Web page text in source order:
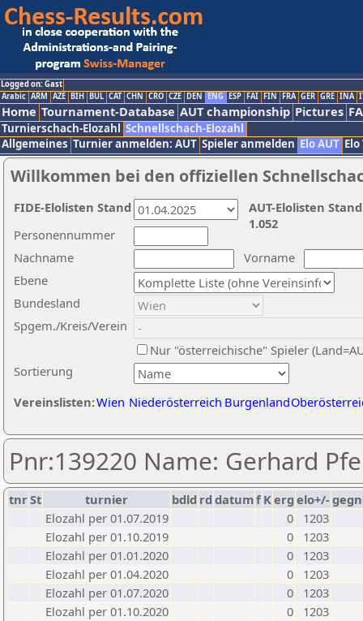
Logged on: Gast
Arabic ARM AZE BIH BUL CAT CHN CRO CZE DEN ENG ESP FAI FIN FRA GER GRE INA
Home Tournament-Database AUT championship Pictures
Turnierschach-Elozahl Schnellschach-Elozahl
Allgemeines Turnier anmelden: AUT Spieler anmelden Elo AUT
Willkommen bei den offiziellen
Nachname
Vorname
Ebene
Sortierung
Personennummer
Bundesland
Spgem./Kreis/Verein
Nur "österreichische" Spieler
Vereinslisten:Wien Niederösterreich Burgenland
AUT-Elolisten
1.052
FIDE-Elolisten Stand
Pnr:139220 Name: Gerhard
tnrSt turnier bdld rd datumf Kerg elo+/-
Elozahl per 01.07.2019
0
1203
Elozahl per 01.10.2019
0
1203
Elozahl per 01.01.2020
0
1203
Elozahl per 01.04.2020
0
1203
Elozahl per 01.07.2020
0
1203
Elozahl per 01.10.2020
0
1203